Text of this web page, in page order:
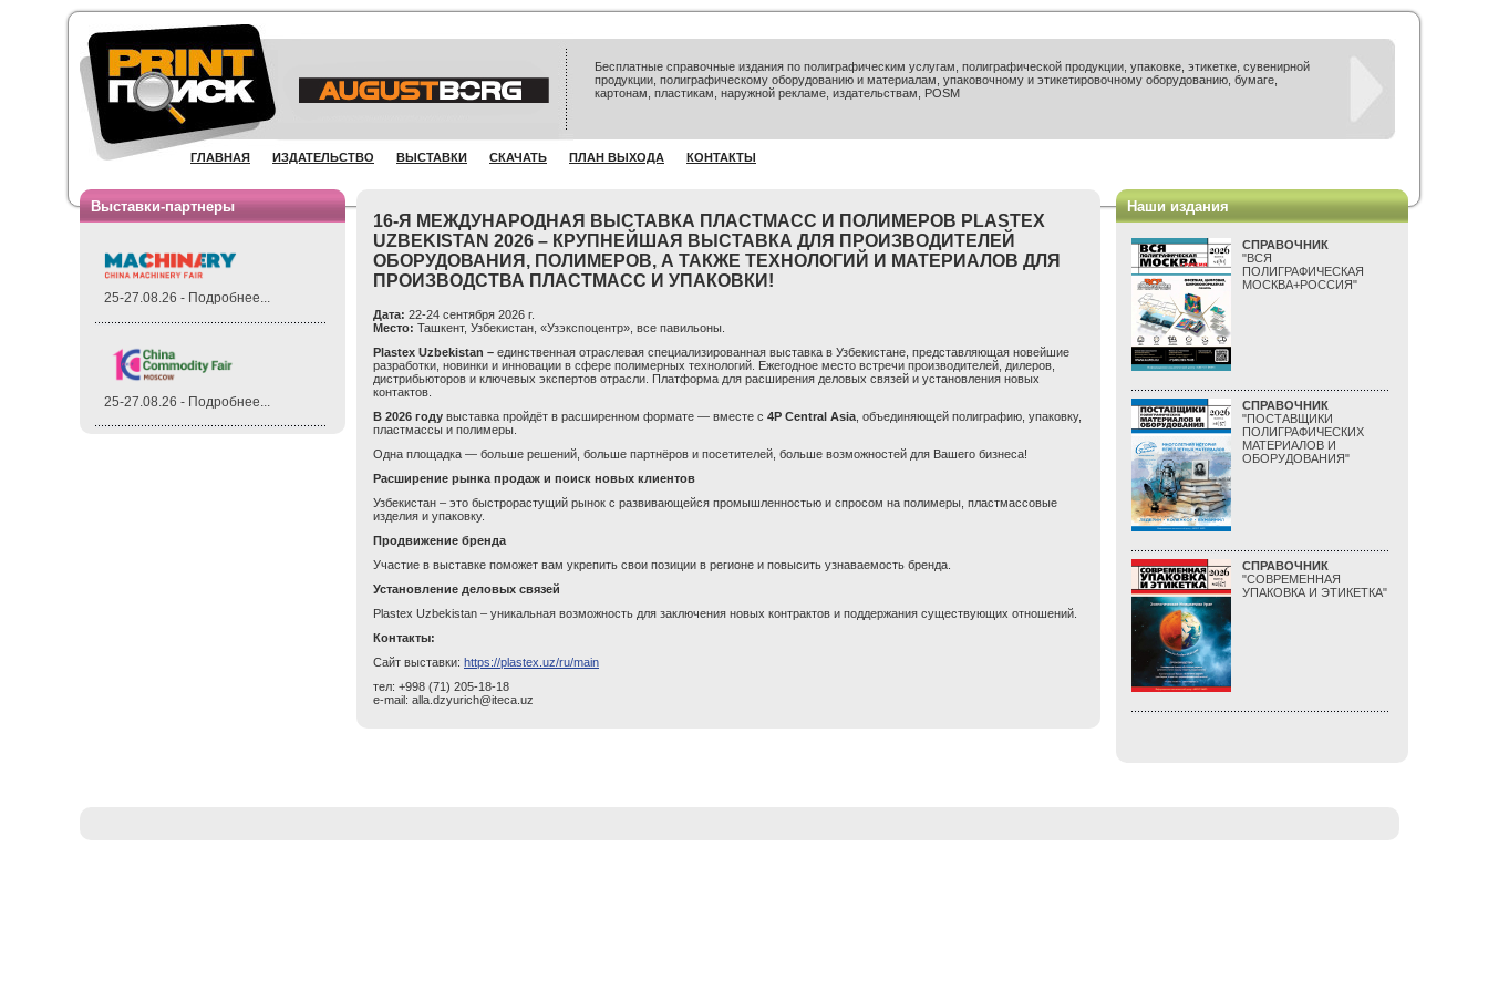
Бесплатные справочные издания по полиграфическим услугам, полиграфической продукции, упаковке, этикетке, сувенирной
продукции, полиграфическому оборудованию и материалам, упаковочному и этикетировочному оборудованию, бумаге,
картонам, пластикам, наружной рекламе, издательствам, POSM
ГЛАВНАЯ ИЗДАТЕЛЬСТВО ВЫСТАВКИ СКАЧАТЬ ПЛАН ВЫХОДА КОНТАКТЫ
Выставки-партнеры
25-27.08.26 - Подробнее...
25-27.08.26 - Подробнее...
16-Я МЕЖДУНАРОДНАЯ ВЫСТАВКА ПЛАСТМАСС И ПОЛИМЕРОВ PLASTEX
UZBEKISTAN 2026 – КРУПНЕЙШАЯ ВЫСТАВКА ДЛЯ ПРОИЗВОДИТЕЛЕЙ
ОБОРУДОВАНИЯ, ПОЛИМЕРОВ, А ТАКЖЕ ТЕХНОЛОГИЙ И МАТЕРИАЛОВ ДЛЯ
ПРОИЗВОДСТВА ПЛАСТМАСС И УПАКОВКИ!
Дата: 22-24 сентября 2026 г.
Место: Ташкент, Узбекистан, «Узэкспоцентр», все павильоны.
Plastex Uzbekistan – единственная отраслевая специализированная выставка в Узбекистане, представляющая новейшие
разработки, новинки и инновации в сфере полимерных технологий. Ежегодное место встречи производителей, дилеров,
дистрибьюторов и ключевых экспертов отрасли. Платформа для расширения деловых связей и установления новых
контактов.
В 2026 году выставка пройдёт в расширенном формате — вместе с 4P Central Asia , объединяющей полиграфию, упаковку,
пластмассы и полимеры.
Одна площадка — больше решений, больше партнёров и посетителей, больше возможностей для Вашего бизнеса!
Расширение рынка продаж и поиск новых клиентов
Узбекистан – это быстрорастущий рынок с развивающейся промышленностью и спросом на полимеры, пластмассовые
изделия и упаковку.
Продвижение бренда
Участие в выставке поможет вам укрепить свои позиции в регионе и повысить узнаваемость бренда.
Установление деловых связей
Plastex Uzbekistan – уникальная возможность для заключения новых контрактов и поддержания существующих отношений.
Контакты:
Сайт выставки: https://plastex.uz/ru/main
тел: +998 (71) 205-18-18
e-mail: alla.dzyurich@iteca.uz
Наши издания
СПРАВОЧНИК
"ВСЯ
ПОЛИГРАФИЧЕСКАЯ
МОСКВА+РОССИЯ"
СПРАВОЧНИК
"ПОСТАВЩИКИ
ПОЛИГРАФИЧЕСКИХ
МАТЕРИАЛОВ И
ОБОРУДОВАНИЯ"
СПРАВОЧНИК
"СОВРЕМЕННАЯ
УПАКОВКА И ЭТИКЕТКА"